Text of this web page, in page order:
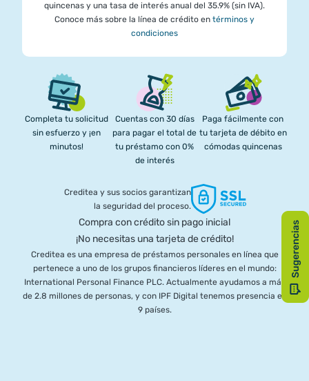
quincenas y una tasa de interés anual del 35.9% (sin IVA).
Conoce más sobre la línea de crédito en términos y
condiciones
Completa tu solicitud
sin esfuerzo y ¡en
minutos!
Cuentas con 30 días
para pagar el total de
tu préstamo con 0%
de interés
Paga fácilmente con
tu tarjeta de débito en
cómodas quincenas
Creditea y sus socios garantizan
la seguridad del proceso.
Compra con crédito sin pago inicial
¡No necesitas una tarjeta de crédito!
Creditea es una empresa de préstamos personales en línea que
pertenece a uno de los grupos financieros líderes en el mundo:
International Personal Finance PLC. Actualmente ayudamos a más
de 2.8 millones de personas, y con IPF Digital tenemos presencia en
9 países.